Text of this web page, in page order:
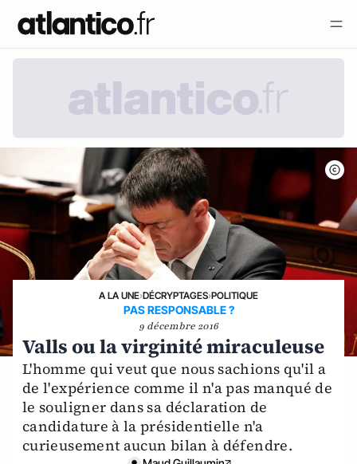
A LA UNE›DÉCRYPTAGES›POLITIQUE
PAS RESPONSABLE ?
9 décembre 2016
Valls ou la virginité miraculeuse
L'homme qui veut que nous sachions qu'il a
de l'expérience comme il n'a pas manqué de
le souligner dans sa déclaration de
candidature à la présidentielle n'a
curieusement aucun bilan à défendre.